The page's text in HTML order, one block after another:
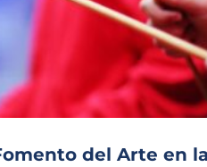
Archivo
del Arte en